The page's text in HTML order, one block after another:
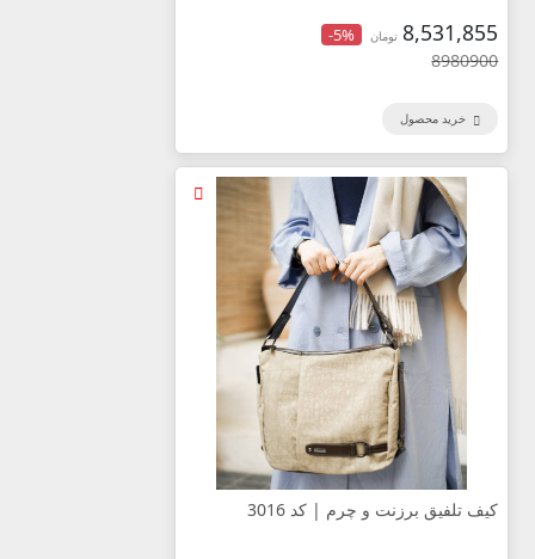
8,531,855 تومان -5%
8980900
خرید محصول
کیف تلفیق برزنت و چرم | کد 3016